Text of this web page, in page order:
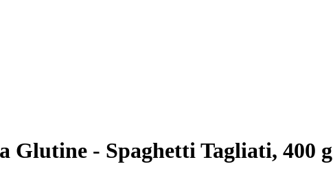
Glutine - Spaghetti Tagliati, 400 g